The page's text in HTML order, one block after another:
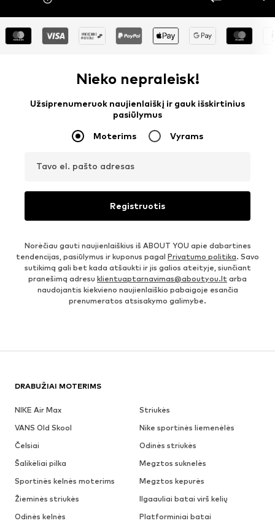
Nieko nepraleisk!
Užsiprenumeruok naujienlaiškį ir gauk išskirtinius
pasiūlymus
Moterims Vyrams
Tavo el. pašto adresas
Registruotis
Norėčiau gauti naujienlaiškius iš ABOUT YOU apie dabartines
tendencijas, pasiūlymus ir kuponus pagal Privatumo politika. Savo
sutikimą gali bet kada atšaukti ir jis galios ateityje, siunčiant
pranešimą adresu klientuaptarnavimas@aboutyou.lt arba
naudojantis kiekvieno naujienlaiškio pabaigoje esančia
prenumeratos atsisakymo galimybe.
DRABUŽIAI MOTERIMS
NIKE Air Max
Striukės
VANS Old Skool
Nike sportinės liemenėlės
Čelsiai
Odinės striukės
Šalikėliai pilka
Megztos suknelės
Sportinės kelnės moterims
Megztos kepurės
Žieminės striukės
Ilgaauliai batai virš kelių
Odinės kelnės
Platforminiai batai